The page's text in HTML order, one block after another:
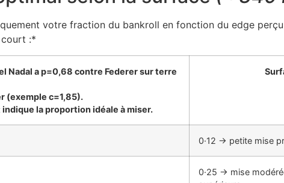
votre fraction du bankroll en fonction du edge
court :*
Nadal a p=0,68 contre Federer sur terre
(exemple c=1,85).
la proportion idéale à miser.
0·12 → petite mise
0·25 → mise